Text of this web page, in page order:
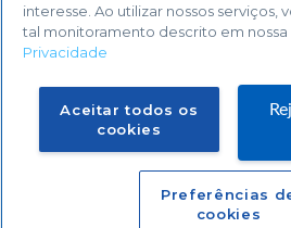
Central de Atendimento:
interesse. Ao utilizar nossos serviços,
tal monitoramento descrito em nossa
Privacidade
Aceitar todos os
cookies
Preferências
cookies